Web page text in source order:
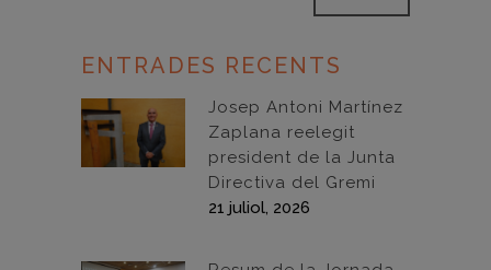
ENTRADES RECENTS
Josep Antoni Martínez
Zaplana reelegit
president de la Junta
Directiva del Gremi
21 juliol, 2026